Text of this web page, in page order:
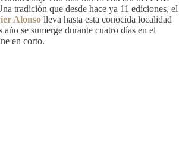
tradición que desde hace ya 11 ediciones, el
Alonso lleva hasta esta conocida localidad
año se sumerge durante cuatro días en el
en corto.